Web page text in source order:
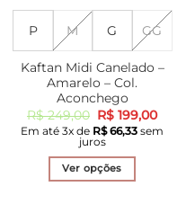
P M G GG
Kaftan Midi Canelado –
Amarelo – Col.
Aconchego
R$249,00 O
preço
original
era:
R$ 249,00.
R$ 199,00O
preço
atual
Em até 3x de R$66,33 sem
juros
Ver opções